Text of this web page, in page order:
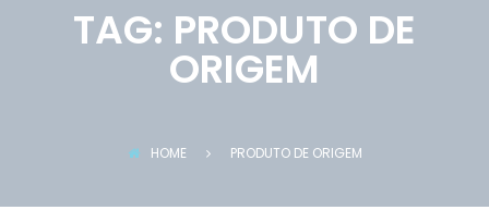
TAG: PRODUTO DE
ORIGEM
HOME PRODUTO DE ORIGEM